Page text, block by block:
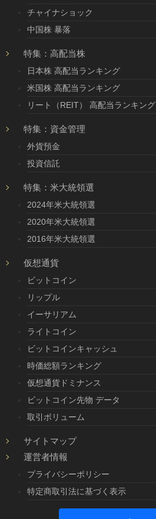
チャイナショック
中国株 暴落
特集：高配当株
日本株 高配当ランキング
米国株 高配当ランキング
リート（REIT） 高配当ランキング
特集：資金管理
外貨預金
投資信託
特集：米大統領選
2024年米大統領選
2020年米大統領選
2016年米大統領選
仮想通貨
ビットコイン
リップル
イーサリアム
ライトコイン
ビットコインキャッシュ
時価総額ランキング
仮想通貨ドミナンス
ビットコイン先物 データ
取引ボリューム
サイトマップ
運営者情報
プライバシーポリシー
特定商取引法に基づく表示